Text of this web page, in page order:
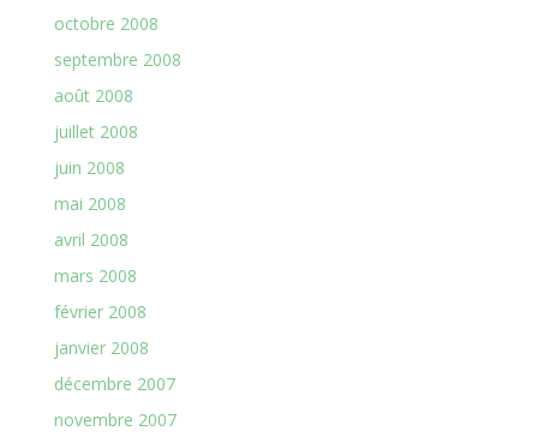
octobre 2008
septembre 2008
août 2008
juillet 2008
juin 2008
mai 2008
avril 2008
mars 2008
février 2008
janvier 2008
décembre 2007
novembre 2007